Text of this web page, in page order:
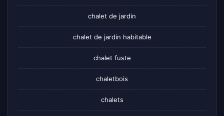
chalet de jardin
chalet de jardin habitable
chalet fuste
chaletbois
chalets